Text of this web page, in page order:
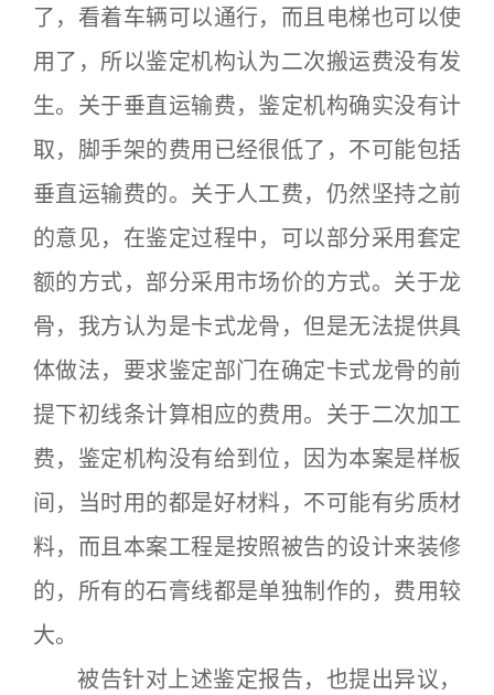
了，看着车辆可以通行，而且电梯也可以使
用了，所以鉴定机构认为二次搬运费没有发
生。关于垂直运输费，鉴定机构确实没有计
取，脚手架的费用已经很低了，不可能包括
垂直运输费的。关于人工费，仍然坚持之前
的意见，在鉴定过程中，可以部分采用套定
额的方式，部分采用市场价的方式。关于龙
骨，我方认为是卡式龙骨，但是无法提供具
体做法，要求鉴定部门在确定卡式龙骨的前
提下初线条计算相应的费用。关于二次加工
费，鉴定机构没有给到位，因为本案是样板
间，当时用的都是好材料，不可能有劣质材
料，而且本案工程是按照被告的设计来装修
的，所有的石膏线都是单独制作的，费用较
大。
被告针对上述鉴定报告，也提出异议，